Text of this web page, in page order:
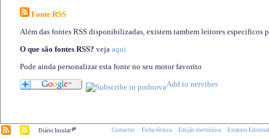
Fonte RSS
Além das fontes RSS disponibilizadas, existem tambem leitores especificos
O que são fontes RSS? veja aqui
Pode ainda personalizar esta fonte no seu motor favorito
Diário Insular.pt Contactos Ficha técnica Edição electrónica Estatuto Editorial